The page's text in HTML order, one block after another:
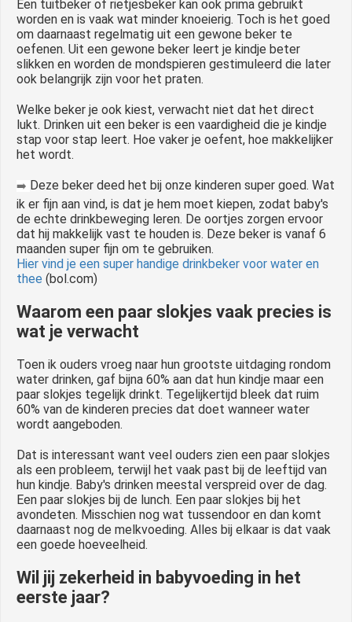
Een tuitbeker of rietjesbeker kan ook prima gebruikt
worden en is vaak wat minder knoeierig. Toch is het goed
om daarnaast regelmatig uit een gewone beker te
oefenen. Uit een gewone beker leert je kindje beter
slikken en worden de mondspieren gestimuleerd die later
ook belangrijk zijn voor het praten.
Welke beker je ook kiest, verwacht niet dat het direct
lukt. Drinken uit een beker is een vaardigheid die je kindje
stap voor stap leert. Hoe vaker je oefent, hoe makkelijker
het wordt.
➡️ Deze beker deed het bij onze kinderen super goed. Wat
ik er fijn aan vind, is dat je hem moet kiepen, zodat baby's
de echte drinkbeweging leren. De oortjes zorgen ervoor
dat hij makkelijk vast te houden is. Deze beker is vanaf 6
maanden super fijn om te gebruiken.
Hier vind je een super handige drinkbeker voor water en
thee (bol.com)
Waarom een paar slokjes vaak precies is
wat je verwacht
Toen ik ouders vroeg naar hun grootste uitdaging rondom
water drinken, gaf bijna 60% aan dat hun kindje maar een
paar slokjes tegelijk drinkt. Tegelijkertijd bleek dat ruim
60% van de kinderen precies dat doet wanneer water
wordt aangeboden.
Dat is interessant want veel ouders zien een paar slokjes
als een probleem, terwijl het vaak past bij de leeftijd van
hun kindje. Baby's drinken meestal verspreid over de dag.
Een paar slokjes bij de lunch. Een paar slokjes bij het
avondeten. Misschien nog wat tussendoor en dan komt
daarnaast nog de melkvoeding. Alles bij elkaar is dat vaak
een goede hoeveelheid.
Wil jij zekerheid in babyvoeding in het
eerste jaar?